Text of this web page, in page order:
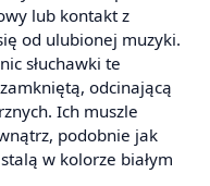
lub kontakt z
od ulubionej muzyki.
słuchawki te
odcinającą
Ich muszle
podobnie jak
w kolorze białym